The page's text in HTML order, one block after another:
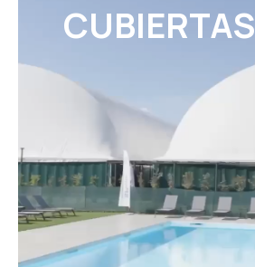
CUBIERTAS